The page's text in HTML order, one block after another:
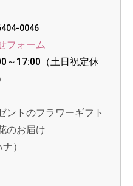
0046
フォーム
～17:00（土日祝定休
ントのフラワーギフト
のお届け
ナ）